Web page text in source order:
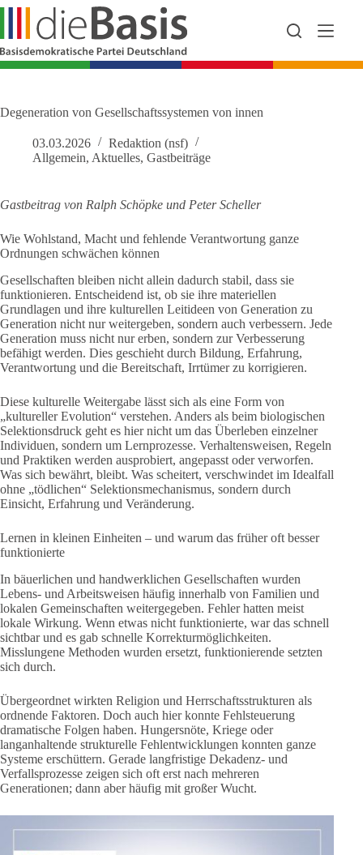
Zum
springen
Degeneration von Gesellschaftssystemen von innen
03.03.2026
Redaktion (nsf)
Allgemein, Aktuelles, Gastbeiträge
Gastbeitrag von Ralph Schöpke und Peter Scheller
Wie Wohlstand, Macht und fehlende Verantwortung ganze
Ordnungen schwächen können
Gesellschaften bleiben nicht allein dadurch stabil, dass sie
funktionieren. Entscheidend ist, ob sie ihre materiellen
Grundlagen und ihre kulturellen Leitideen von Generation zu
Generation nicht nur weitergeben, sondern auch verbessern. Jede
Generation muss nicht nur erben, sondern zur Verbesserung
befähigt werden. Dies geschieht durch Bildung, Erfahrung,
Verantwortung und die Bereitschaft, Irrtümer zu korrigieren.
Diese kulturelle Weitergabe lässt sich als eine Form von
„kultureller Evolution“ verstehen. Anders als beim biologischen
Selektionsdruck geht es hier nicht um das Überleben einzelner
Individuen, sondern um Lernprozesse. Verhaltensweisen, Regeln
und Praktiken werden ausprobiert, angepasst oder verworfen.
Was sich bewährt, bleibt. Was scheitert, verschwindet im Idealfall
ohne „tödlichen“ Selektionsmechanismus, sondern durch
Einsicht, Erfahrung und Veränderung.
Lernen in kleinen Einheiten – und warum das früher oft besser
funktionierte
In bäuerlichen und handwerklichen Gesellschaften wurden
Lebens- und Arbeitsweisen häufig innerhalb von Familien und
lokalen Gemeinschaften weitergegeben. Fehler hatten meist
lokale Wirkung. Wenn etwas nicht funktionierte, war das schnell
sichtbar und es gab schnelle Korrekturmöglichkeiten.
Misslungene Methoden wurden ersetzt, funktionierende setzten
sich durch.
Übergeordnet wirkten Religion und Herrschaftsstrukturen als
ordnende Faktoren. Doch auch hier konnte Fehlsteuerung
dramatische Folgen haben. Hungersnöte, Kriege oder
langanhaltende strukturelle Fehlentwicklungen konnten ganze
Systeme erschüttern. Gerade langfristige Dekadenz- und
Verfallsprozesse zeigen sich oft erst nach mehreren
Generationen; dann aber häufig mit großer Wucht.